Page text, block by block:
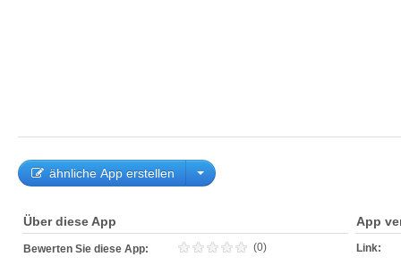
ähnliche App erstellen
Über diese App
Bewerten Sie diese App: (0)
App
Link: